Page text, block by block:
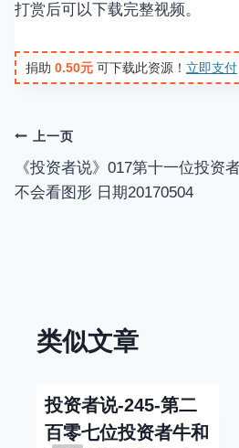
l
y
打赏后可以下载完整视频。
捐助 0.50元 可下载此资源！ 立即支付
文
章
上一页
《投资者说》017第十一位投资
不会看图形 日期20170504
类似文章
投资者说-245-第二
百零七位投资者牛和